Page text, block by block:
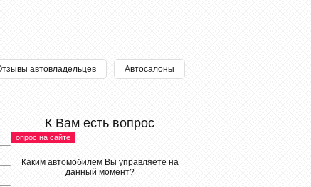
автовладельцев Автосалоны
К Вам есть вопрос
опрос на сайте
Каким автомобилем Вы управляете на
данный момент?